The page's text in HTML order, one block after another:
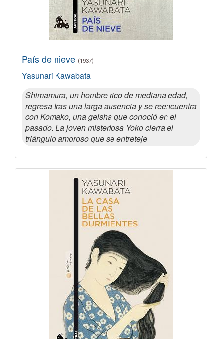
País de nieve (1937)
Yasunari Kawabata
Shimamura, un hombre rico de mediana edad,
regresa tras una larga ausencia y se reencuentra
con Komako, una geisha que conoció en el
pasado. La joven misteriosa Yoko cierra el
triángulo amoroso que se entreteje